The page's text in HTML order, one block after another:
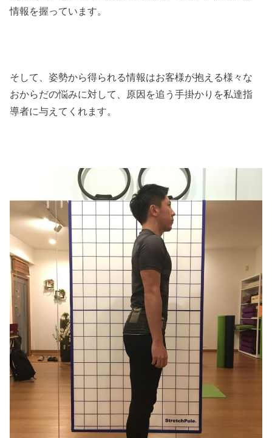
情報を握っています。
そして、姿勢から得られる情報はお客様が抱える様々な
おからだの悩みに対して、原因を追う手掛かりを私達指
導者に与えてくれます。